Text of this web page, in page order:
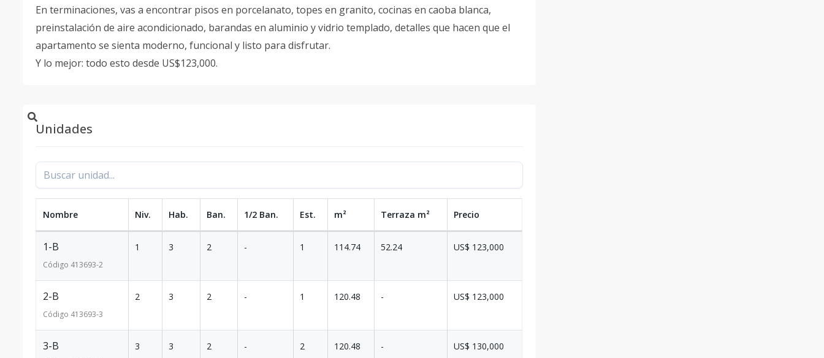
En terminaciones, vas a encontrar pisos en porcelanato, topes en granito, cocinas en caoba blanca,
preinstalación de aire acondicionado, barandas en aluminio y vidrio templado, detalles que hacen que el
apartamento se sienta moderno, funcional y listo para disfrutar.
Y lo mejor: todo esto desde US$123,000.
Unidades
Nombre Niv. Hab. Ban. 1/2 Ban. Est. m² Terraza m² Precio
1-B
Código 413693-2
1 3 2 - 1 114.74 52.24 US$ 123,000
2-B
Código 413693-3
2 3 2 - 1 120.48 - US$ 123,000
3-B 3 3 2 - 2 120.48 - US$ 130,000